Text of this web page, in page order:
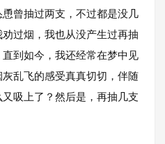
曾抽过两支，不过都是没几
过烟，我也从没产生过再抽
到如今，我还经常在梦中见
乱飞的感受真真切切，伴随
吸上了？然后是，再抽几支